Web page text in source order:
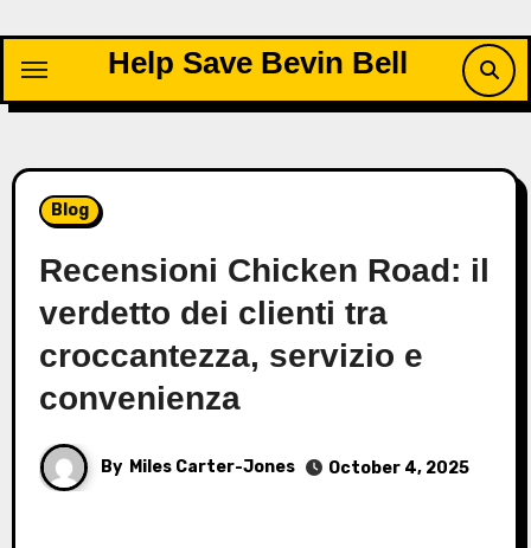
content
Help Save Bevin Bell
Blog
Recensioni Chicken Road: il
verdetto dei clienti tra
croccantezza, servizio e
convenienza
By Miles Carter-Jones October 4, 2025